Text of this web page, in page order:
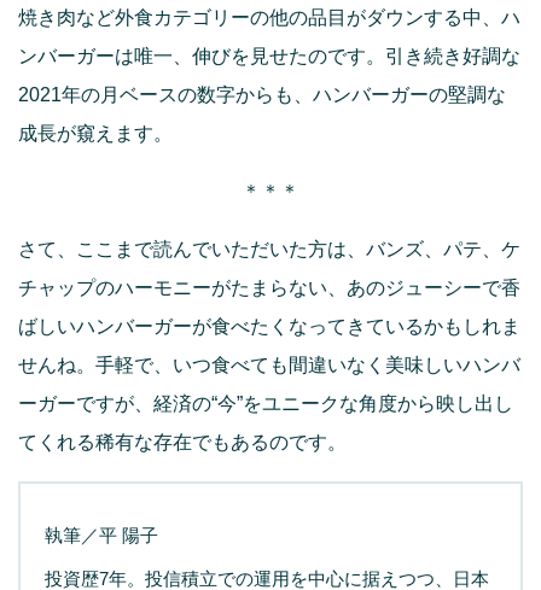
焼き肉など外食カテゴリーの他の品目がダウンする中、ハ
ンバーガーは唯一、伸びを見せたのです。引き続き好調な
2021年の月ベースの数字からも、ハンバーガーの堅調な
成長が窺えます。
＊＊＊
さて、ここまで読んでいただいた方は、バンズ、パテ、ケ
チャップのハーモニーがたまらない、あのジューシーで香
ばしいハンバーガーが食べたくなってきているかもしれま
せんね。手軽で、いつ食べても間違いなく美味しいハンバ
ーガーですが、経済の“今”をユニークな角度から映し出し
てくれる稀有な存在でもあるのです。
執筆／平 陽子
投資歴7年。投信積立での運用を中心に据えつつ、日本